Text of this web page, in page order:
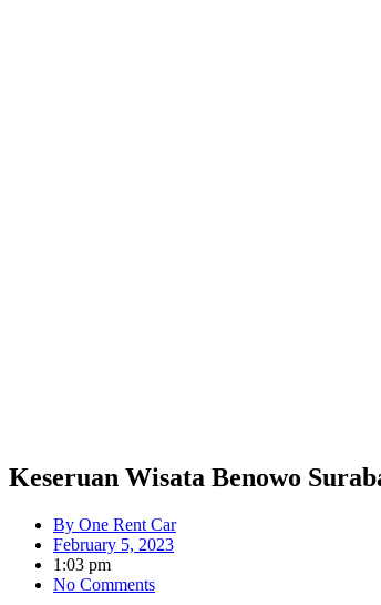
Keseruan Wisata Benowo
By One Rent Car
February 5, 2023
1:03 pm
No Comments